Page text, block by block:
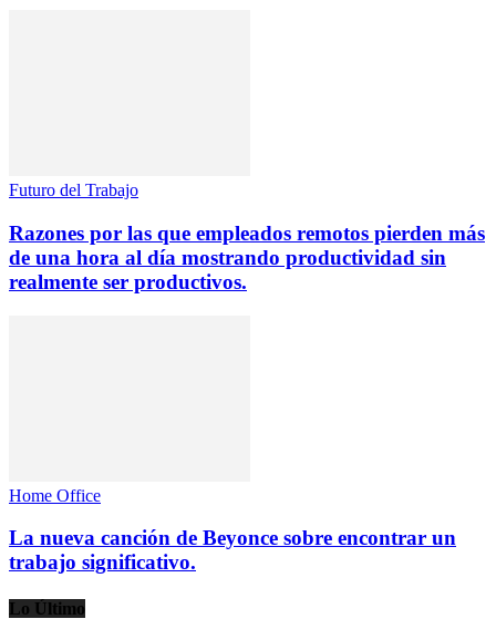
Futuro del Trabajo
Razones por las que empleados remotos pierden más
de una hora al día mostrando productividad sin
realmente ser productivos.
Home Office
La nueva canción de Beyonce sobre encontrar un
trabajo significativo.
Lo Último